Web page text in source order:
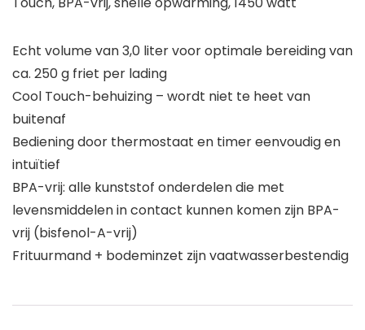
Echt volume van 3,0 liter voor optimale bereiding van
ca. 250 g friet per lading
Cool Touch-behuizing – wordt niet te heet van
buitenaf
Bediening door thermostaat en timer eenvoudig en
intuïtief
BPA-vrij: alle kunststof onderdelen die met
levensmiddelen in contact kunnen komen zijn BPA-
vrij (bisfenol-A-vrij)
Frituurmand + bodeminzet zijn vaatwasserbestendig